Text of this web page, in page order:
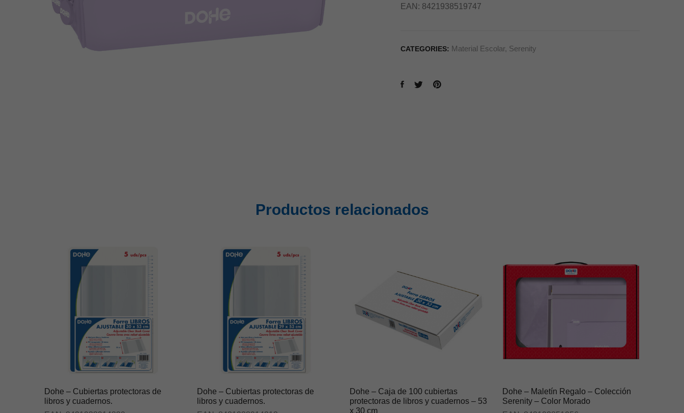
EAN: 8421938519747
CATEGORIES: Material Escolar, Serenity
Productos relacionados
Dohe – Cubiertas protectoras de
libros y cuadernos.
Dohe – Cubiertas protectoras de
libros y cuadernos.
Dohe – Caja de 100 cubiertas
protectoras de libros y cuadernos – 53
x 30 cm
Dohe – Maletín Regalo – Colección
Serenity – Color Morado